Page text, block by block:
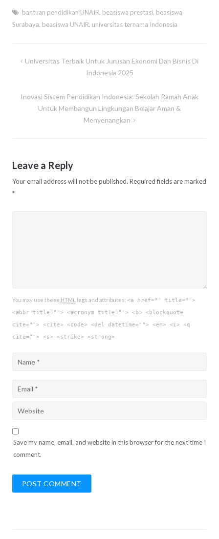
bantuan pendidikan UNAIR, beasiswa prestasi, beasiswa
Surabaya, beasiswa UNAIR, universitas ternama Indonesia
PostUniversitas Terbaik Untuk Jurusan Ekonomi Dan Bisnis Di
Indonesia 2025
Inovasi Sistem Pendidikan Indonesia: Sekolah Ramah Anak
Untuk Membangun Lingkungan Belajar Aman &
Menyenangkan
Leave a Reply
Your email address will not be published. Required fields are marked
*
You may use these HTML tags and attributes: <a href="" title="">
<abbr title=""> <acronym title=""> <b> <blockquote
cite=""> <cite> <code> <del datetime=""> <em> <i> <q
cite=""> <s> <strike> <strong>
Save my name, email, and website in this browser for the next time I
comment.